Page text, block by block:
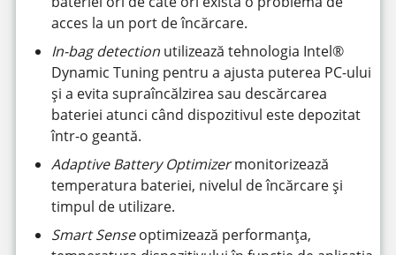
acces la un port de încărcare.
In-bag detectionutilizează tehnologia Intel®
Dynamic Tuning pentru a ajusta puterea PC-ului
și a evita supraîncălzirea sau descărcarea
bateriei atunci când dispozitivul este depozitat
într-o geantă.
Adaptive Battery Optimizermonitorizează
temperatura bateriei, nivelul de încărcare și
timpul de utilizare.
Smart Senseoptimizează performanța,